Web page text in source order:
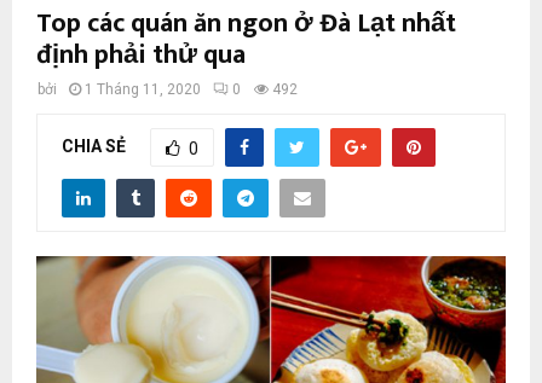
Top các quán ăn ngon ở Đà Lạt nhất
định phải thử qua
bởi 1 Tháng 11, 2020 0 492
CHIA SẺ 0